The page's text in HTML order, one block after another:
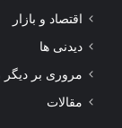
اقتصاد و بازار
دیدنی ها
مروری بر دیگر
مقالات